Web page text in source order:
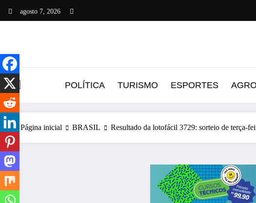
agosto 7, 2026
POLÍTICA TURISMO ESPORTES AGRO
Página inicial BRASIL Resultado da lotofácil 3729: sorteio de terça-